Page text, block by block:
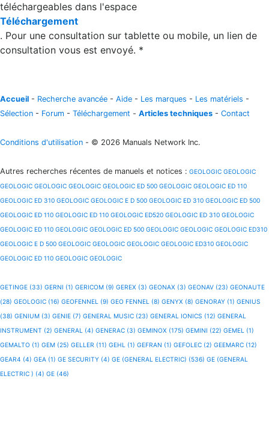
téléchargeables dans l'espace
Téléchargement
. Pour une consultation sur tablette ou mobile, un lien de
consultation vous est envoyé. *
Accueil - Recherche avancée - Aide - Les marques - Les matériels -
Sélection - Forum - Téléchargement - Articles techniques - Contact
Conditions d'utilisation - © 2026 Manuals Network Inc.
Autres recherches récentes de manuels et notices : GEOLOGIC GEOLOGIC
GEOLOGIC GEOLOGIC GEOLOGIC GEOLOGIC ED 500 GEOLOGIC GEOLOGIC ED 110
GEOLOGIC ED 310 GEOLOGIC GEOLOGIC E D 500 GEOLOGIC ED 310 GEOLOGIC ED 500
GEOLOGIC ED 110 GEOLOGIC ED 110 GEOLOGIC ED520 GEOLOGIC ED 310 GEOLOGIC
GEOLOGIC ED 110 GEOLOGIC GEOLOGIC ED 500 GEOLOGIC GEOLOGIC GEOLOGIC ED310
GEOLOGIC E D 500 GEOLOGIC GEOLOGIC GEOLOGIC GEOLOGIC ED310 GEOLOGIC
GEOLOGIC ED 110 GEOLOGIC GEOLOGIC
GETINGE (33) GERNI (1) GERICOM (9) GEREX (3) GEONAX (3) GEONAV (23) GEONAUTE
(28) GEOLOGIC (16) GEOFENNEL (9) GEO FENNEL (8) GENYX (8) GENORAY (1) GENIUS
(38) GENIUM (3) GENIE (7) GENERAL MUSIC (23) GENERAL IONICS (12) GENERAL
INSTRUMENT (2) GENERAL (4) GENERAC (3) GEMINOX (175) GEMINI (22) GEMEL (1)
GEMALTO (1) GEM (25) GELLER (11) GEHL (1) GEFRAN (1) GEFOLEC (2) GEEMARC (12)
GEAR4 (4) GEA (1) GE SECURITY (4) GE (GENERAL ELECTRIC) (536) GE (GENERAL
ELECTRIC ) (4) GE (46)